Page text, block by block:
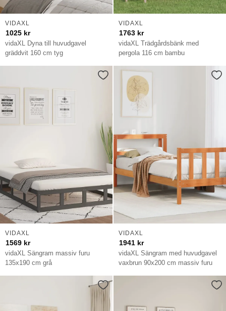
vidaXL Dyna till huvudgavel
gräddvit 160 cm tyg
VIDAXL
1025 kr
vidaXL Trädgårdsbänk med
pergola 116 cm bambu
VIDAXL
1763 kr
vidaXL Sängram massiv furu
135x190 cm grå
VIDAXL
1569 kr
vidaXL Sängram med huvudgavel
vaxbrun 90x200 cm massiv furu
VIDAXL
1941 kr